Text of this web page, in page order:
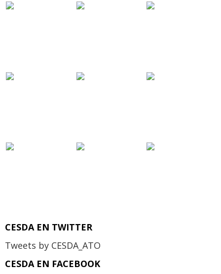
CESDA EN TWITTER
Tweets by CESDA_ATO
CESDA EN FACEBOOK